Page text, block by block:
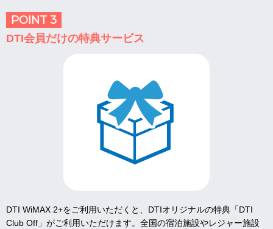
POINT 3
DTI会員だけの特典サービス
DTI WiMAX 2+をご利用いただくと、DTIオリジナルの特典「DTI
Club Off」がご利用いただけます。全国の宿泊施設やレジャー施設